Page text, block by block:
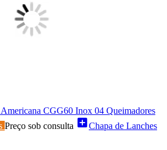
CGG60 Inox 04 Queimadores
Preço sob consulta add_boxChapa de Lanches